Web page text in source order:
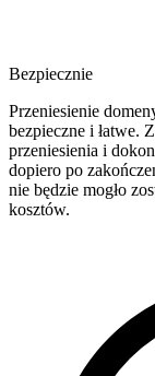
Bezpiecznie
Przeniesienie
bezpieczne i łatwe.
przeniesienia i
dopiero po
nie będzie mogło
kosztów.